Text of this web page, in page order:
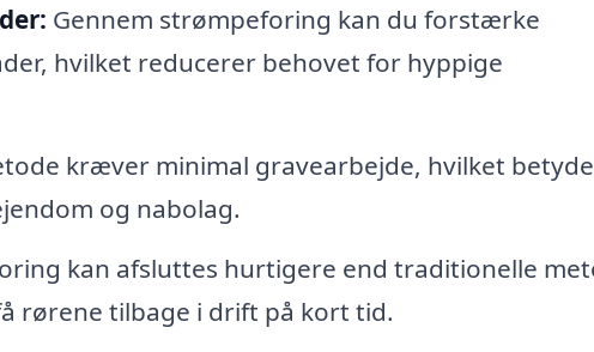
Gennem strømpeforing kan du forstærke
hvilket reducerer behovet for hyppige
kræver minimal gravearbejde, hvilket
og nabolag.
kan afsluttes hurtigere end traditionelle
rørene tilbage i drift på kort tid.